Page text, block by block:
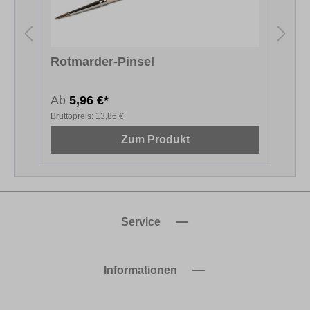
Rotmarder-Pinsel
Ab 5,96 €*
Bruttopreis: 13,86 €
Zum Produkt
Service
Informationen